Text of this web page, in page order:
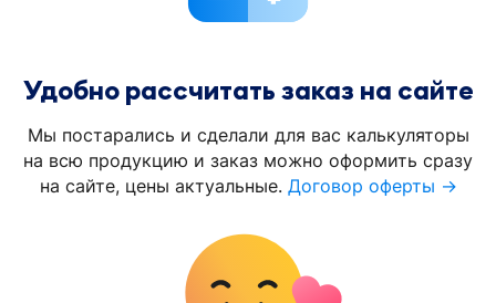
Удобно рассчитать заказ на сайте
Мы постарались и сделали для вас калькуляторы
на всю продукцию и заказ можно оформить сразу
на сайте, цены актуальные. Договор оферты →